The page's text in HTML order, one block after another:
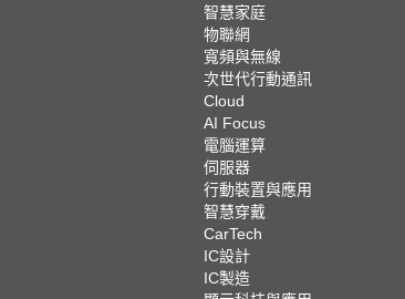
智慧家庭
物聯網
寬頻與無線
次世代行動通訊
Cloud
AI Focus
電腦運算
伺服器
行動裝置與應用
智慧穿戴
CarTech
IC設計
IC製造